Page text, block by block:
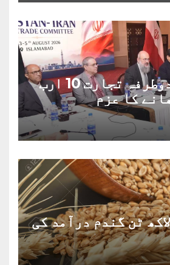
پاک ایران دوطرفہ تجارت 10 ارب
کا عزم
کی 10 لاکھ ٹن گندم درآمد کی